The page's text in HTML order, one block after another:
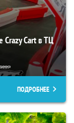
Crazy Cart в ТЦ
ПОДРОБНЕЕ